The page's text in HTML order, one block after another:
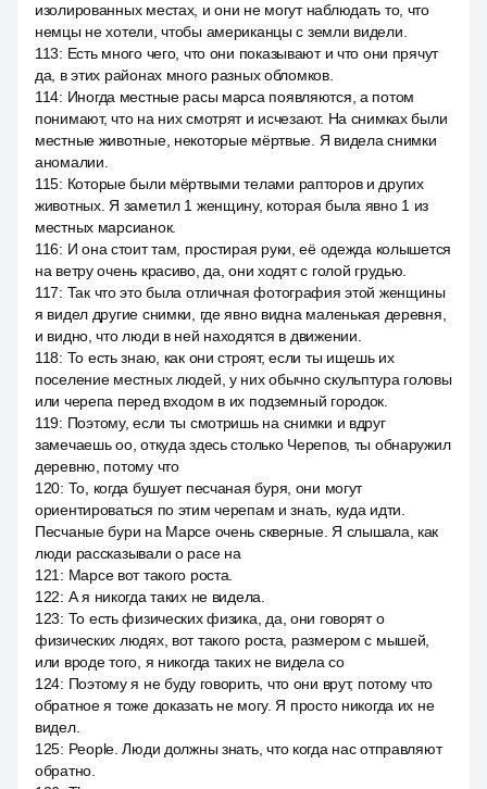
изолированных местах, и они не могут наблюдать то, что
немцы не хотели, чтобы американцы с земли видели.
113: Есть много чего, что они показывают и что они прячут
да, в этих районах много разных обломков.
114: Иногда местные расы марса появляются, а потом
понимают, что на них смотрят и исчезают. На снимках были
местные животные, некоторые мёртвые. Я видела снимки
аномалии.
115: Которые были мёртвыми телами рапторов и других
животных. Я заметил 1 женщину, которая была явно 1 из
местных марсианок.
116: И она стоит там, простирая руки, её одежда колышется
на ветру очень красиво, да, они ходят с голой грудью.
117: Так что это была отличная фотография этой женщины
я видел другие снимки, где явно видна маленькая деревня,
и видно, что люди в ней находятся в движении.
118: То есть знаю, как они строят, если ты ищешь их
поселение местных людей, у них обычно скульптура головы
или черепа перед входом в их подземный городок.
119: Поэтому, если ты смотришь на снимки и вдруг
замечаешь оо, откуда здесь столько Черепов, ты обнаружил
деревню, потому что
120: То, когда бушует песчаная буря, они могут
ориентироваться по этим черепам и знать, куда идти.
Песчаные бури на Марсе очень скверные. Я слышала, как
люди рассказывали о расе на
121 : Марсе вот такого роста.
122: А я никогда таких не видела.
123: То есть физических физика, да, они говорят о
физических людях, вот такого роста, размером с мышей,
или вроде того, я никогда таких не видела со
124: Поэтому я не буду говорить, что они врут, потому что
обратное я тоже доказать не могу. Я просто никогда их не
видел.
125: People. Люди должны знать, что когда нас отправляют
обратно.